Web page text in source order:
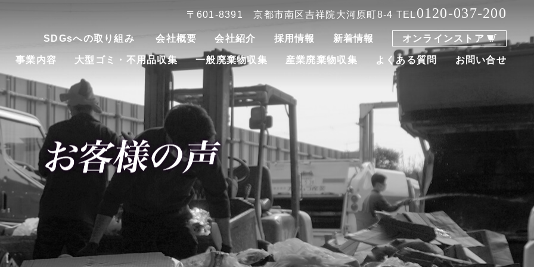
〒601-8391 京都市南区吉祥院大河原町8-4 TEL0120-037-200
SDGsへの取り組み 会社概要 会社紹介 採用情報 新着情報 オンラインストア
事業内容 大型ゴミ・不用品収集 一般廃棄物収集 産業廃棄物収集 よくある質問 お問い合せ